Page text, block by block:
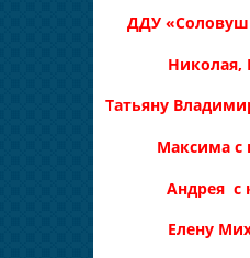
ДДУ
Николая,
Татьяну
Максима с
Андрея с
Елену